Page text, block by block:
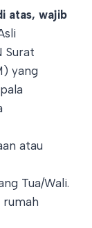
atas, wajib
Surat
yang
atau
Tua/Wali.
rumah